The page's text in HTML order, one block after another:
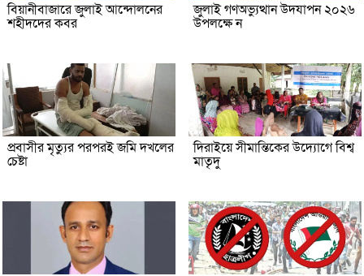
বিয়ানীবাজারে জুলাই আন্দোলনের
শহীদদের কবর
জুলাই গণঅভ্যুত্থান উদযাপন ২০২৬
উপলক্ষে ন
প্রবাসীর মৃত্যুর পরপরই জমি দখলের
চেষ্টা
দিরাইয়ে সীমান্তিকের উদ্যোগে বিশ্ব
মাতৃদু